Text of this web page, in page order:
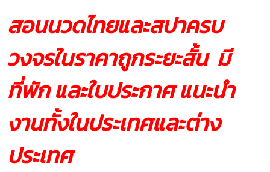
สอนนวดไทยและสปาครบ
วงจรในราคาถูกระยะสั้น มี
ที่พัก และใบประกาศ แนะนำ
งานทั้งในประเทศและต่าง
ประเทศ